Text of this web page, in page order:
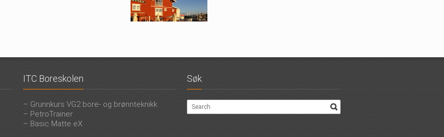
ITC Boreskolen
– Grunnkurs VG2 bore- og brønnteknikk
– PetroTrainer
– Basic Matte eX
Søk